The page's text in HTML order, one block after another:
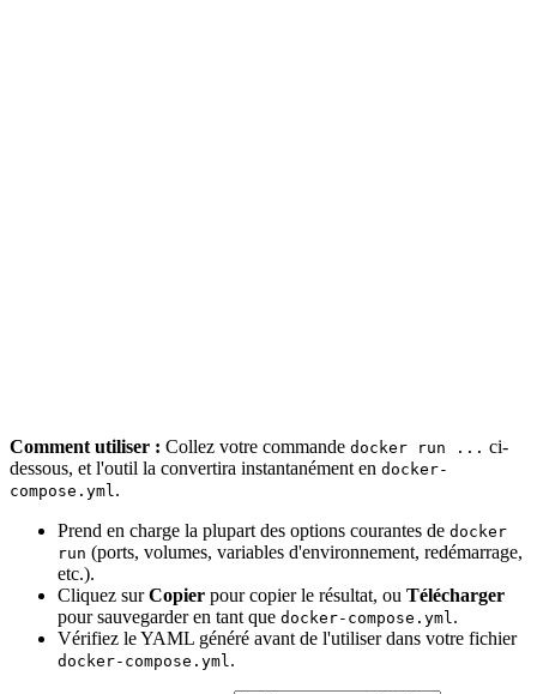
Comment utiliser : Collez votre commande docker run ... ci-
dessous, et l'outil la convertira instantanément en docker-
compose.yml .
Prend en charge la plupart des options courantes de docker
run (ports, volumes, variables d'environnement, redémarrage,
etc.).
Cliquez surCopier pour copier le résultat, ou Télécharger
pour sauvegarder en tant que docker-compose.yml .
Vérifiez le YAML généré avant de l'utiliser dans votre fichier
docker-compose.yml .